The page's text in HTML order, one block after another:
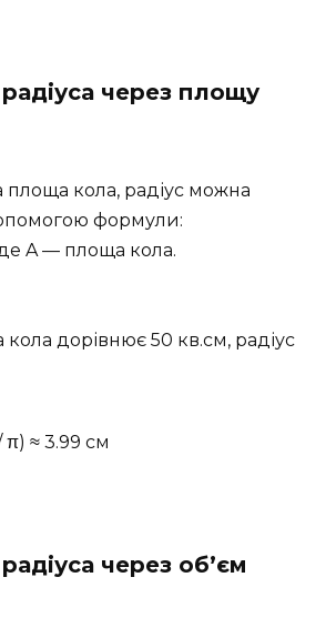
через площу
площа кола, радіус можна
формули:
A — площа кола.
дорівнює 50 кв.см, радіус
π) ≈ 3.99 см
через об’єм